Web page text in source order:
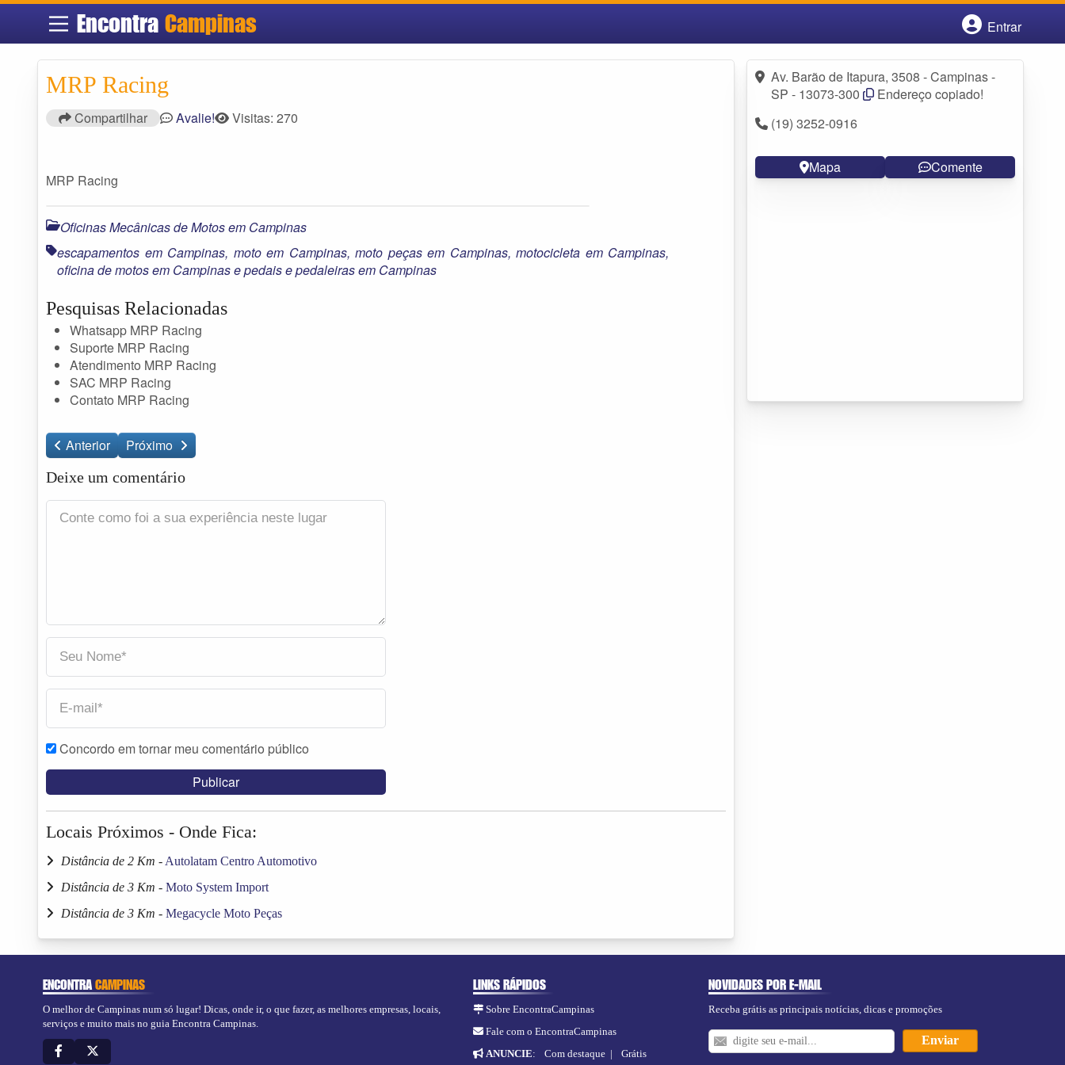
EncontraCampinas
Entrar
Fazer login
Criar conta
MRP Racing
Compartilhar Avalie! Visitas: 270
MRP Racing
Oficinas Mecânicas de Motos em Campinas
escapamentos em Campinas, moto em Campinas,moto peças em Campinas,motocicleta em Campinas,
oficina de motos em Campinasepedais e pedaleiras em Campinas
Pesquisas Relacionadas
Whatsapp MRP Racing
Suporte MRP Racing
Atendimento MRP Racing
SAC MRP Racing
Contato MRP Racing
Anterior Próximo
Deixe um comentário
Concordo em tornar meu comentário público
Locais Próximos - Onde Fica:
Distância de 2 Km - Autolatam Centro Automotivo
Distância de 3 Km - Moto System Import
Distância de 3 Km - Megacycle Moto Peças
Av. Barão de Itapura, 3508 - Campinas -
SP - 13073-300
Endereço copiado!
(19) 3252-0916
Mapa Comente
ENCONTRACAMPINAS
O melhor de Campinas num só lugar! Dicas, onde ir, o que fazer, as melhores empresas, locais,
serviços e muito mais no guia Encontra Campinas.
LINKS RÁPIDOS
Sobre EncontraCampinas
Fale com o EncontraCampinas
ANUNCIE: Com destaque | Grátis
NOVIDADES POR E-MAIL
Receba grátis as principais notícias, dicas e promoções